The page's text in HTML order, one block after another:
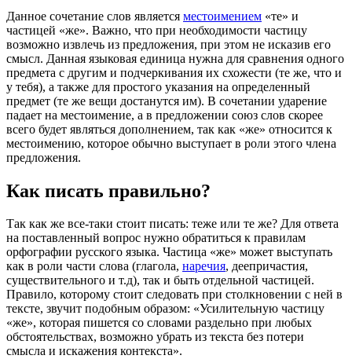
Данное сочетание слов является местоимением «те» и
частицей «же». Важно, что при необходимости частицу
возможно извлечь из предложения, при этом не исказив его
смысл. Данная языковая единица нужна для сравнения одного
предмета с другим и подчеркивания их схожести (те же, что и
у тебя), а также для простого указания на определенный
предмет (те же вещи достанутся им). В сочетании ударение
падает на местоимение, а в предложении союз слов скорее
всего будет являться дополнением, так как «же» относится к
местоимению, которое обычно выступает в роли этого члена
предложения.
Как писать правильно?
Так как же все-таки стоит писать: теже или те же? Для ответа
на поставленный вопрос нужно обратиться к правилам
орфографии русского языка. Частица «же» может выступать
как в роли части слова (глагола, наречия, деепричастия,
существительного и т.д), так и быть отдельной частицей.
Правило, которому стоит следовать при столкновении с ней в
тексте, звучит подобным образом: «Усилительную частицу
«же», которая пишется со словами раздельно при любых
обстоятельствах, возможно убрать из текста без потери
смысла и искажения контекста».